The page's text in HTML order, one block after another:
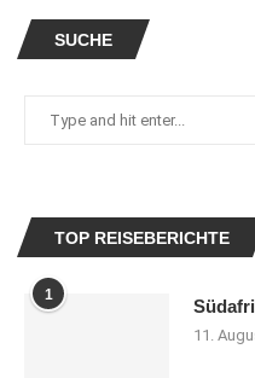
SUCHE
TOP REISEBERICHTE
1
11.